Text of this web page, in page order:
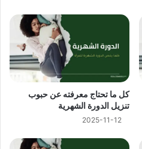
كل ما تحتاج معرفته عن حبوب
تنزيل الدورة الشهرية
2025-11-12